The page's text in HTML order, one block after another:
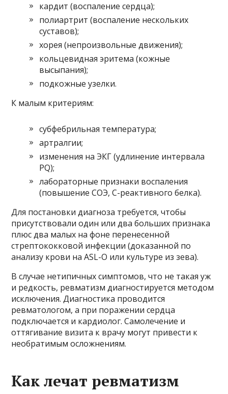
кардит (воспаление сердца);
полиартрит (воспаление нескольких
суставов);
хорея (непроизвольные движения);
кольцевидная эритема (кожные
высыпания);
подкожные узелки.
К малым критериям:
субфебрильная температура;
артралгии;
изменения на ЭКГ (удлинение интервала
PQ);
лабораторные признаки воспаления
(повышение СОЭ, С-реактивного белка).
Для постановки диагноза требуется, чтобы
присутствовали один или два больших признака
плюс два малых на фоне перенесенной
стрептококковой инфекции (доказанной по
анализу крови на ASL-O или культуре из зева).
В случае нетипичных симптомов, что не такая уж
и редкость, ревматизм диагностируется методом
исключения. Диагностика проводится
ревматологом, а при поражении сердца
подключается и кардиолог. Самолечение и
оттягивание визита к врачу могут привести к
необратимым осложнениям.
Как лечат ревматизм